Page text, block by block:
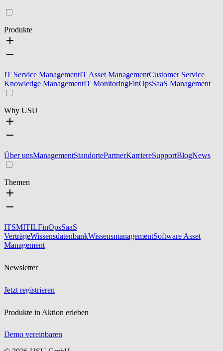
Produkte
IT Service ManagementIT Asset ManagementCustomer Service
Knowledge ManagementIT MonitoringFinOpsSaaS Management
Why USU
Über unsManagementStandortePartnerKarriereSupportBlogNews
Themen
ITSMITILFinOpsSaaS
VerträgeWissensdatenbankWissensmanagementSoftware Asset
Management
Newsletter
Jetzt registrieren
Produkte in Aktion erleben
Demo vereinbaren